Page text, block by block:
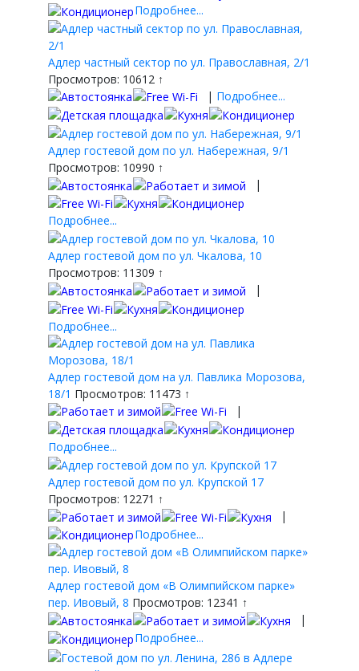
Подробнее...
Адлер частный сектор по ул. Православная, 2/1
Просмотров: 10612 ↑
| Подробнее...
Адлер гостевой дом по ул. Набережная, 9/1
Просмотров: 10990 ↑
|
Подробнее...
Адлер гостевой дом по ул. Чкалова, 10
Просмотров: 11309 ↑
|
Подробнее...
Адлер гостевой дом на ул. Павлика Морозова,
18/1 Просмотров: 11473 ↑
|
Подробнее...
Адлер гостевой дом по ул. Крупской 17
Просмотров: 12271 ↑
|
Подробнее...
Адлер гостевой дом «В Олимпийском парке»
пер. Ивовый, 8 Просмотров: 12341 ↑
|
Подробнее...